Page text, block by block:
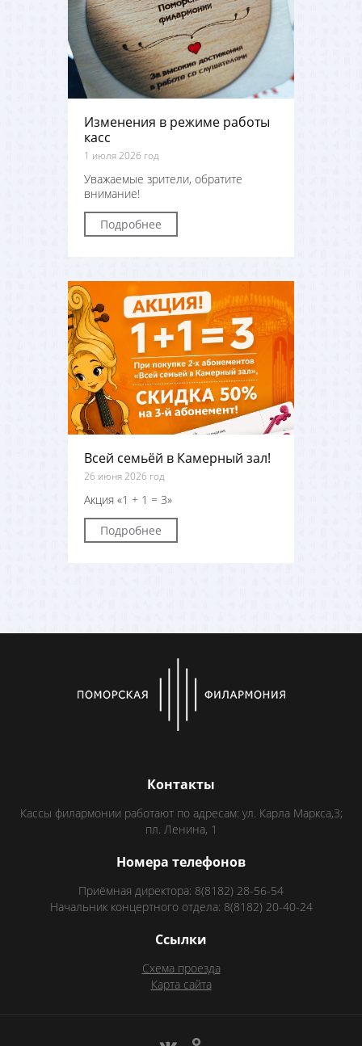
Изменения в режиме работы
касс
1 июля 2026 год
Уважаемые зрители, обратите
внимание!
Подробнее
Всей семьёй в Камерный зал!
26 июня 2026 год
Акция «1 + 1 = 3»
Подробнее
Контакты
Кассы филармонии работают по адресам: ул. Карла Маркса,3;
пл. Ленина, 1
Номера телефонов
Приёмная директора: 8(8182) 28-56-54
Начальник концертного отдела: 8(8182) 20-40-24
Ссылки
Схема проезда
Карта сайта